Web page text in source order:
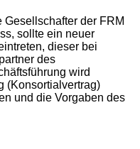
der FRM
sollte ein neuer
dieser bei
des
wird
(Konsortialvertrag)
und die Vorgaben des